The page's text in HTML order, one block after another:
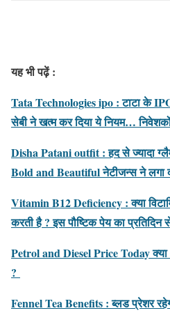
यह भी पढ़ें :
Tata Technologies ipo : टाटा के
सेबी ने खत्‍म कर दिया ये नियम…
Disha Patani outfit : हद से ज्यादा
Bold and Beautiful नेटीजन्स ने लगा
Vitamin B12 Deficiency : क्या
करती है ? इस पौष्टिक पेय का
Petrol and Diesel Price Today
?
Fennel Tea Benefits : ब्लड प्रेशर